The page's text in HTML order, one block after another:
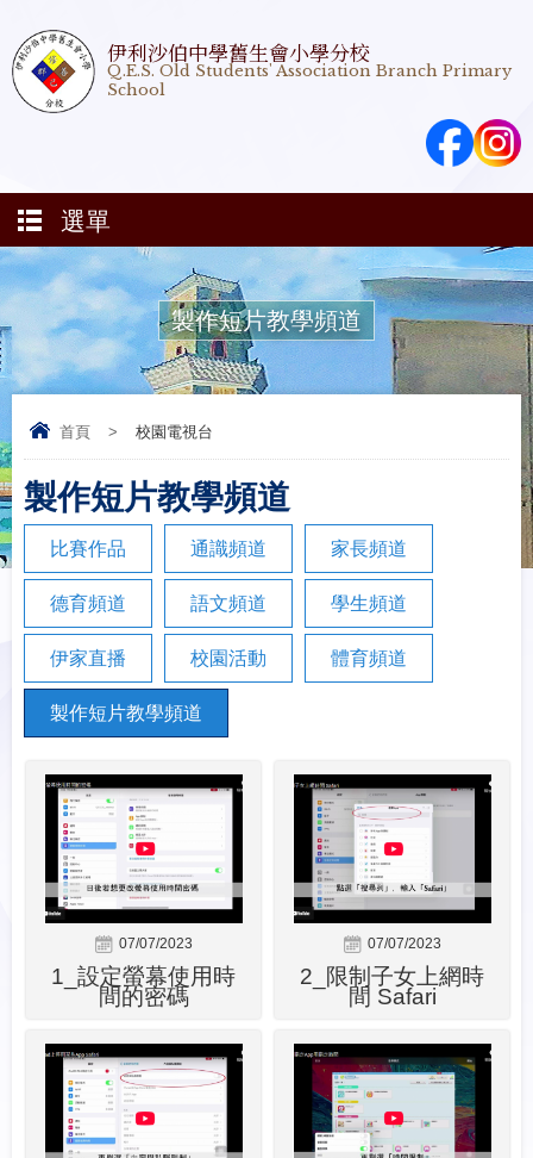
伊利沙伯中學舊生會小學分校
Q.E.S. Old Students' Association Branch Primary
School
選單
製作短片教學頻道
首頁 > 校園電視台
製作短片教學頻道
比賽作品 通識頻道 家長頻道
德育頻道 語文頻道 學生頻道
伊家直播 校園活動 體育頻道
製作短片教學頻道
07/07/2023
1_設定螢幕使用時
間的密碼
07/07/2023
2_限制子女上網時
間 Safari